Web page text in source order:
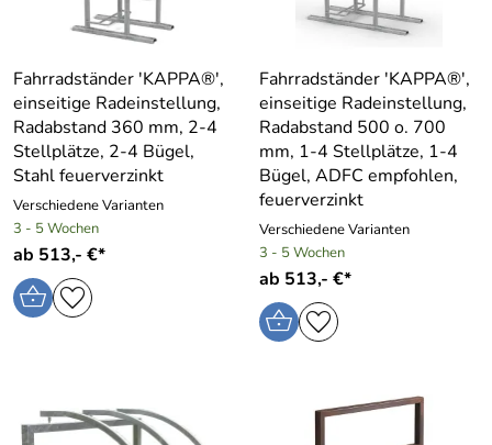
Fahrradständer ′KAPPA®′,
einseitige Radeinstellung,
Radabstand 360 mm, 2-4
Stellplätze, 2-4 Bügel,
Stahl feuerverzinkt
Verschiedene Varianten
3 - 5 Wochen
ab 513,- €*
Fahrradständer ′KAPPA®′,
einseitige Radeinstellung,
Radabstand 500 o. 700
mm, 1-4 Stellplätze, 1-4
Bügel, ADFC empfohlen,
feuerverzinkt
Verschiedene Varianten
3 - 5 Wochen
ab 513,- €*